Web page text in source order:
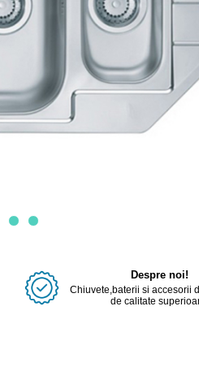
Despre noi!
Chiuvete,baterii si accesorii
de calitate